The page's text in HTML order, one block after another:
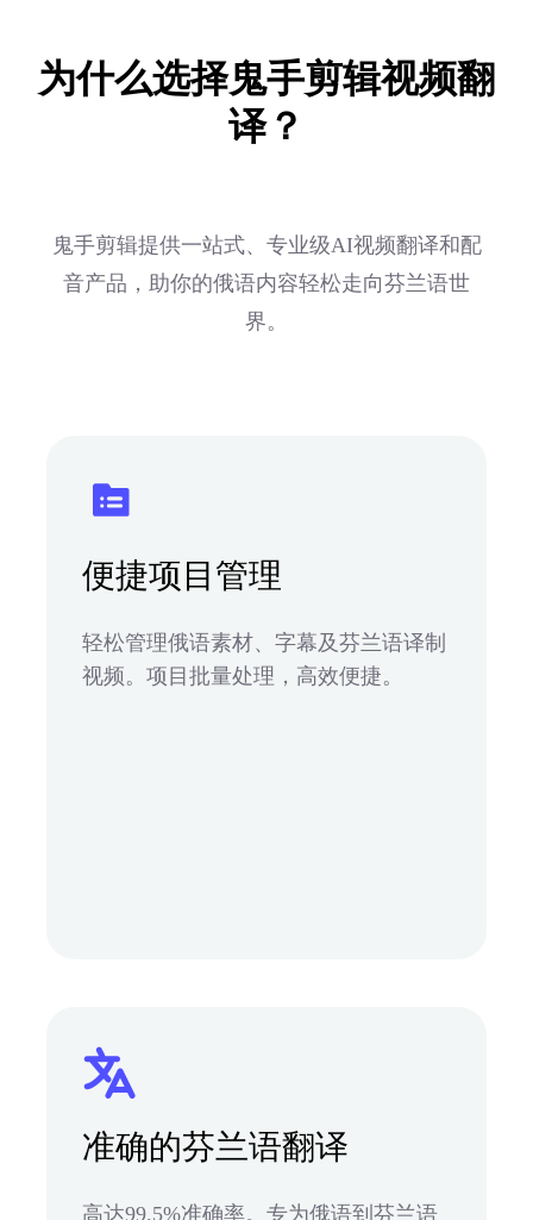
为什么选择鬼手剪辑视频翻
译？
鬼手剪辑提供一站式、专业级AI视频翻译和配
音产品，助你的俄语内容轻松走向芬兰语世
界。
便捷项目管理
轻松管理俄语素材、字幕及芬兰语译制
视频。项目批量处理，高效便捷。
准确的芬兰语翻译
高达99.5%准确率。专为俄语到芬兰语